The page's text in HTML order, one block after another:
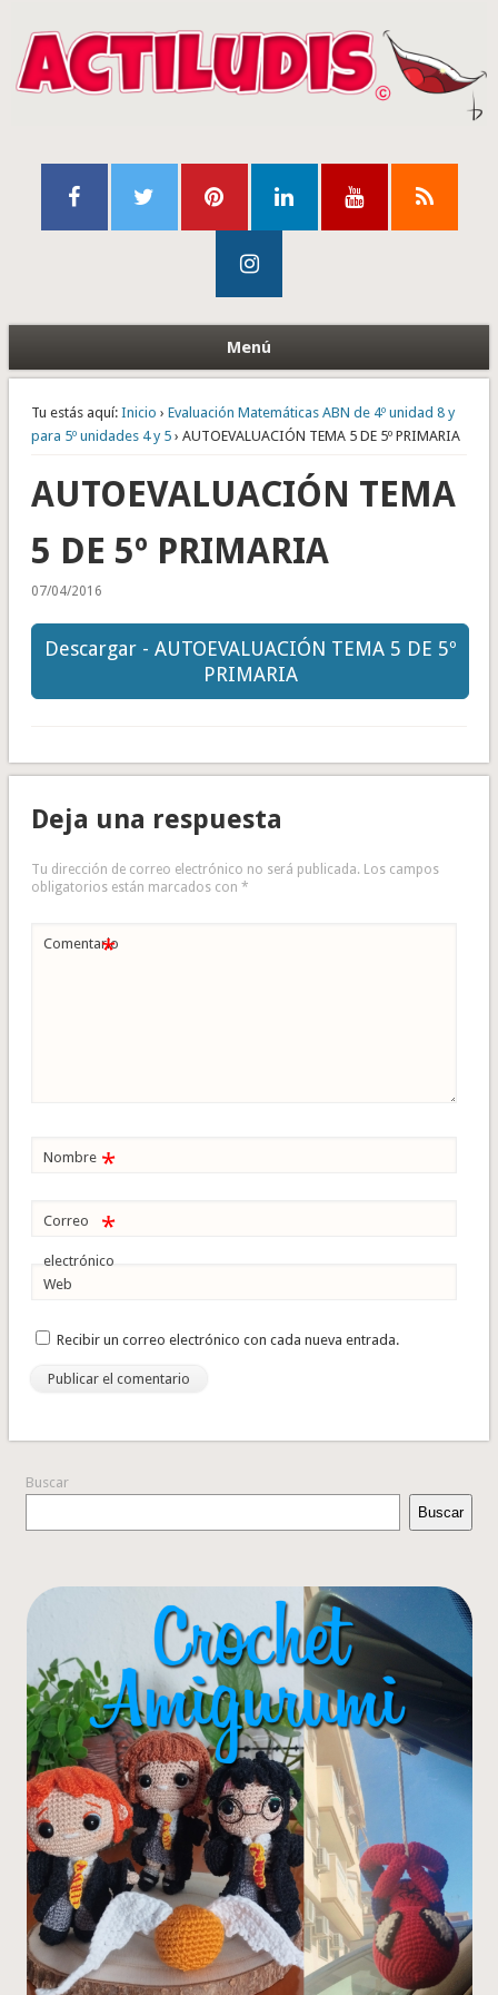
Menú
Tu estás aquí: Inicio › Evaluación Matemáticas ABN de 4º unidad 8 y
para 5º unidades 4 y 5› AUTOEVALUACIÓN TEMA 5 DE 5º PRIMARIA
AUTOEVALUACIÓN TEMA
5 DE 5º PRIMARIA
07/04/2016
Descargar - AUTOEVALUACIÓN TEMA 5 DE 5º
PRIMARIA
Deja una respuesta
Tu dirección de correo electrónico no será publicada. Los campos
obligatorios están marcados con *
Comentario
*
Nombre *
Correo
electrónico
*
Web
Recibir un correo electrónico con cada nueva entrada.
Buscar
Buscar